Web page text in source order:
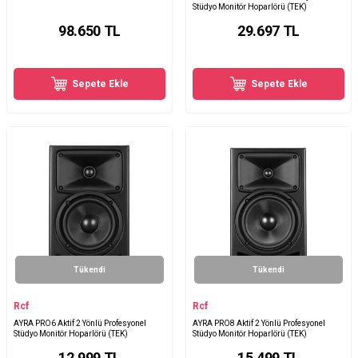
98.650TL
Sepete Ekle
Stüdyo Monitör Hoparlörü (TEK)
29.697TL
Sepete Ekle
Tükendi
Rcf
AYRA PRO6 Aktif 2 Yönlü Profesyonel
Stüdyo Monitör Hoparlörü (TEK)
Tükendi
Rcf
AYRA PRO8 Aktif 2 Yönlü Profesyonel
Stüdyo Monitör Hoparlörü (TEK)